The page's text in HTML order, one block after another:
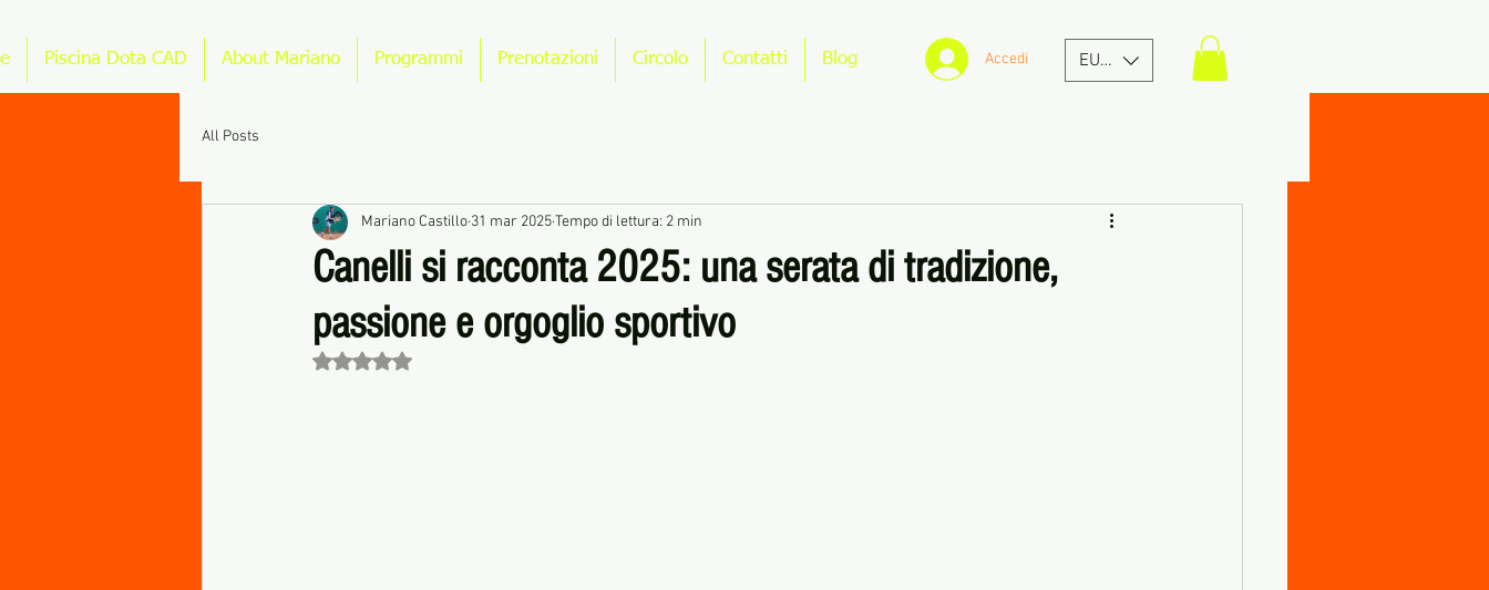
Piscina Dota CAD About Mariano Programmi Prenotazioni Circolo Contatti Blog Accedi EUR (€)
All Posts
Canelli si racconta 2025: una serata di tradizione,
passione e orgoglio sportivo
Mariano Castillo 31 mar 2025Tempo di lettura: 2 min
Valutazione NaN stelle su 5.